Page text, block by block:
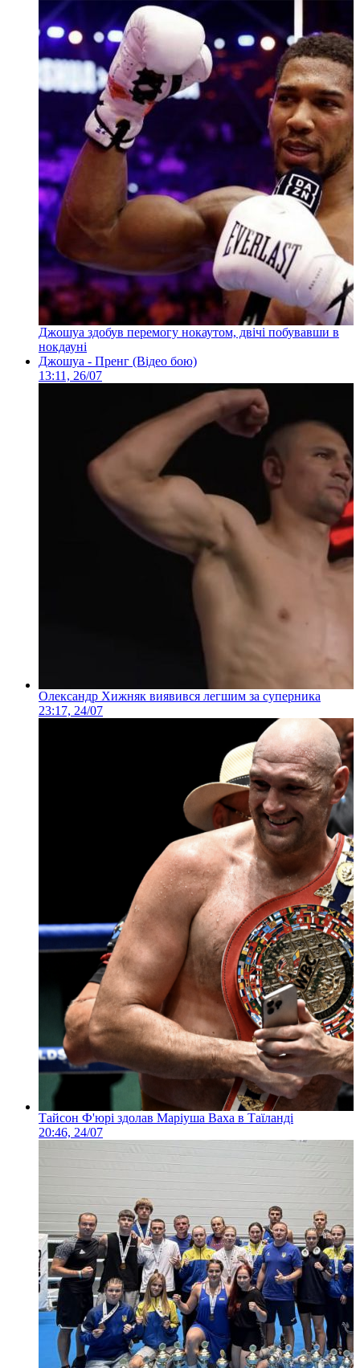
Джошуа здобув перемогу нокаутом, двічі побувавши в
нокдауні
Джошуа - Пренг (Відео бою)
13:11, 26/07
Олександр Хижняк виявився легшим за суперника
23:17, 24/07
Тайсон Ф'юрі здолав Маріуша Ваха в Таїланді
20:46, 24/07